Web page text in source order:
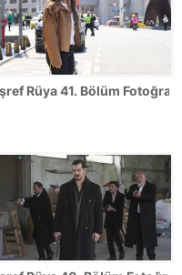
Rüya 41. Bölüm